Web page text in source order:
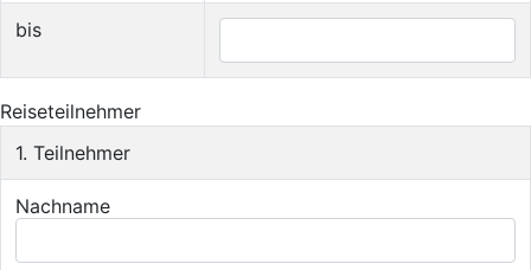
bis
Reiseteilnehmer
1. Teilnehmer
Nachname